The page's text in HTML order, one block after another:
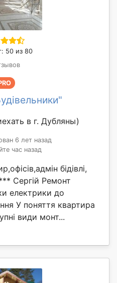
50 из 80
в г. Дубляны)
6 лет назад
час назад
бідівлі,
Сергій Ремонт
електрики до
У поняття квартира
види монт...